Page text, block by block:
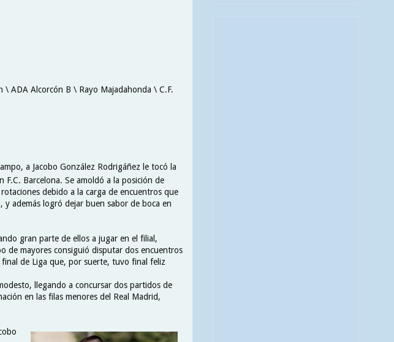
\ ADA Alcorcón B \ Rayo Majadahonda \ C.F.
a Jacobo González Rodrigáñez le tocó la
Barcelona. Se amoldó a la posición de
debido a la carga de encuentros que
además logró dejar buen sabor de boca en
gran parte de ellos a jugar en el filial,
de mayores consiguió disputar dos encuentros
de Liga que, por suerte, tuvo final feliz
llegando a concursar dos partidos de
en las filas menores del Real Madrid,